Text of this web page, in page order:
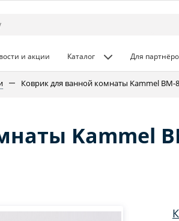
и акции Каталог Для
Коврик для ванной комнаты Kammel BM-
Kammel